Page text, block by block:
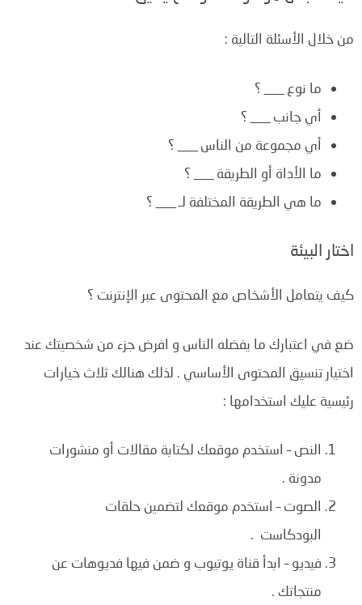
من خلال الأسئلة التالية :
ما نوع ___ ؟
أي جانب ___ ؟
أي مجموعة من الناس ___ ؟
ما الأداة أو الطريقة ___ ؟
ما هي الطريقة المختلفة لـ ___ ؟
اختار البيئة
كيف يتعامل الأشخاص مع المحتوى عبر الإنترنت ؟
ضع في اعتبارك ما يفضله الناس و افرض جزء من شخصيتك عند
اختيار تنسيق المحتوى الأساسي . لذلك هنالك ثلاث خيارات
رئيسية عليك استخدامها :
النص – استخدم موقعك لكتابة مقالات أو منشورات
مدونة .
الصوت – استخدم موقعك لتضمين حلقات
البودكاست .
فيديو – ابدأ قناة يوتيوب و ضمن فيها فديوهات عن
منتجاتك .